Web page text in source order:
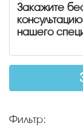
Закажите
консультацию
нашего
Фильтр: